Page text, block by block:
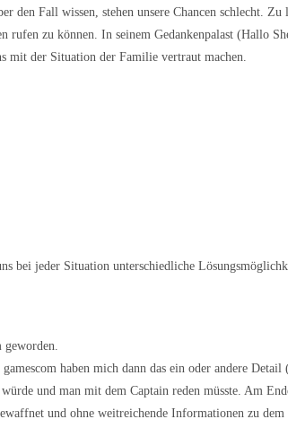
den Fall wissen, stehen unsere Chancen schlecht.
zu können. In seinem Gedankenpalast (Hallo
mit der Situation der Familie vertraut machen.
bei jeder Situation unterschiedliche
geworden.
haben mich dann das ein oder andere
und man mit dem Captain reden müsste. Am
und ohne weitreichende Informationen zu